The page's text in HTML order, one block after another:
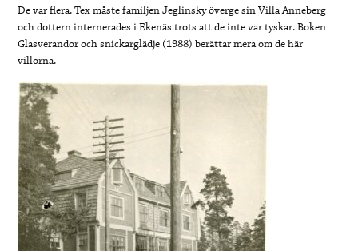
De var flera. Tex måste familjen Jeglinsky överge sin Villa Anneberg
och dottern internerades i Ekenäs trots att de inte var tyskar. Boken
Glasverandor och snickarglädje (1988) berättar mera om de här
villorna.